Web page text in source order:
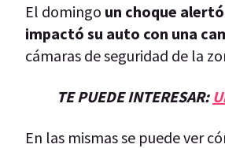
El domingo un choque
impactó su auto con una
cámaras de seguridad de la
TE PUEDE INTERESAR:
En las mismas se puede ver